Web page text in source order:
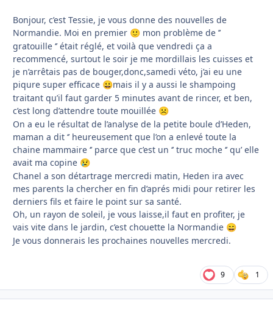
Bonjour, c’est Tessie, je vous donne des nouvelles de
Normandie. Moi en premier 🙂 mon problème de ’’
gratouille ‘’ était réglé, et voilà que vendredi ça a
recommencé, surtout le soir je me mordillais les cuisses et
je n’arrêtais pas de bouger,donc,samedi véto, j’ai eu une
piqure super efficace 😀mais il y a aussi le shampoing
traitant qu’il faut garder 5 minutes avant de rincer, et ben,
c’est long d’attendre toute mouillée ☹️
On a eu le résultat de l’analyse de la petite boule d’Heden,
maman a dit ‘’ heureusement que l’on a enlevé toute la
chaine mammaire ‘’ parce que c’est un ‘’ truc moche ‘’ qu’ elle
avait ma copine 😢
Chanel a son détartrage mercredi matin, Heden ira avec
mes parents la chercher en fin d’aprés midi pour retirer les
derniers fils et faire le point sur sa santé.
Oh, un rayon de soleil, je vous laisse,il faut en profiter, je
vais vite dans le jardin, c’est chouette la Normandie 😄
Je vous donnerais les prochaines nouvelles mercredi.
9 1